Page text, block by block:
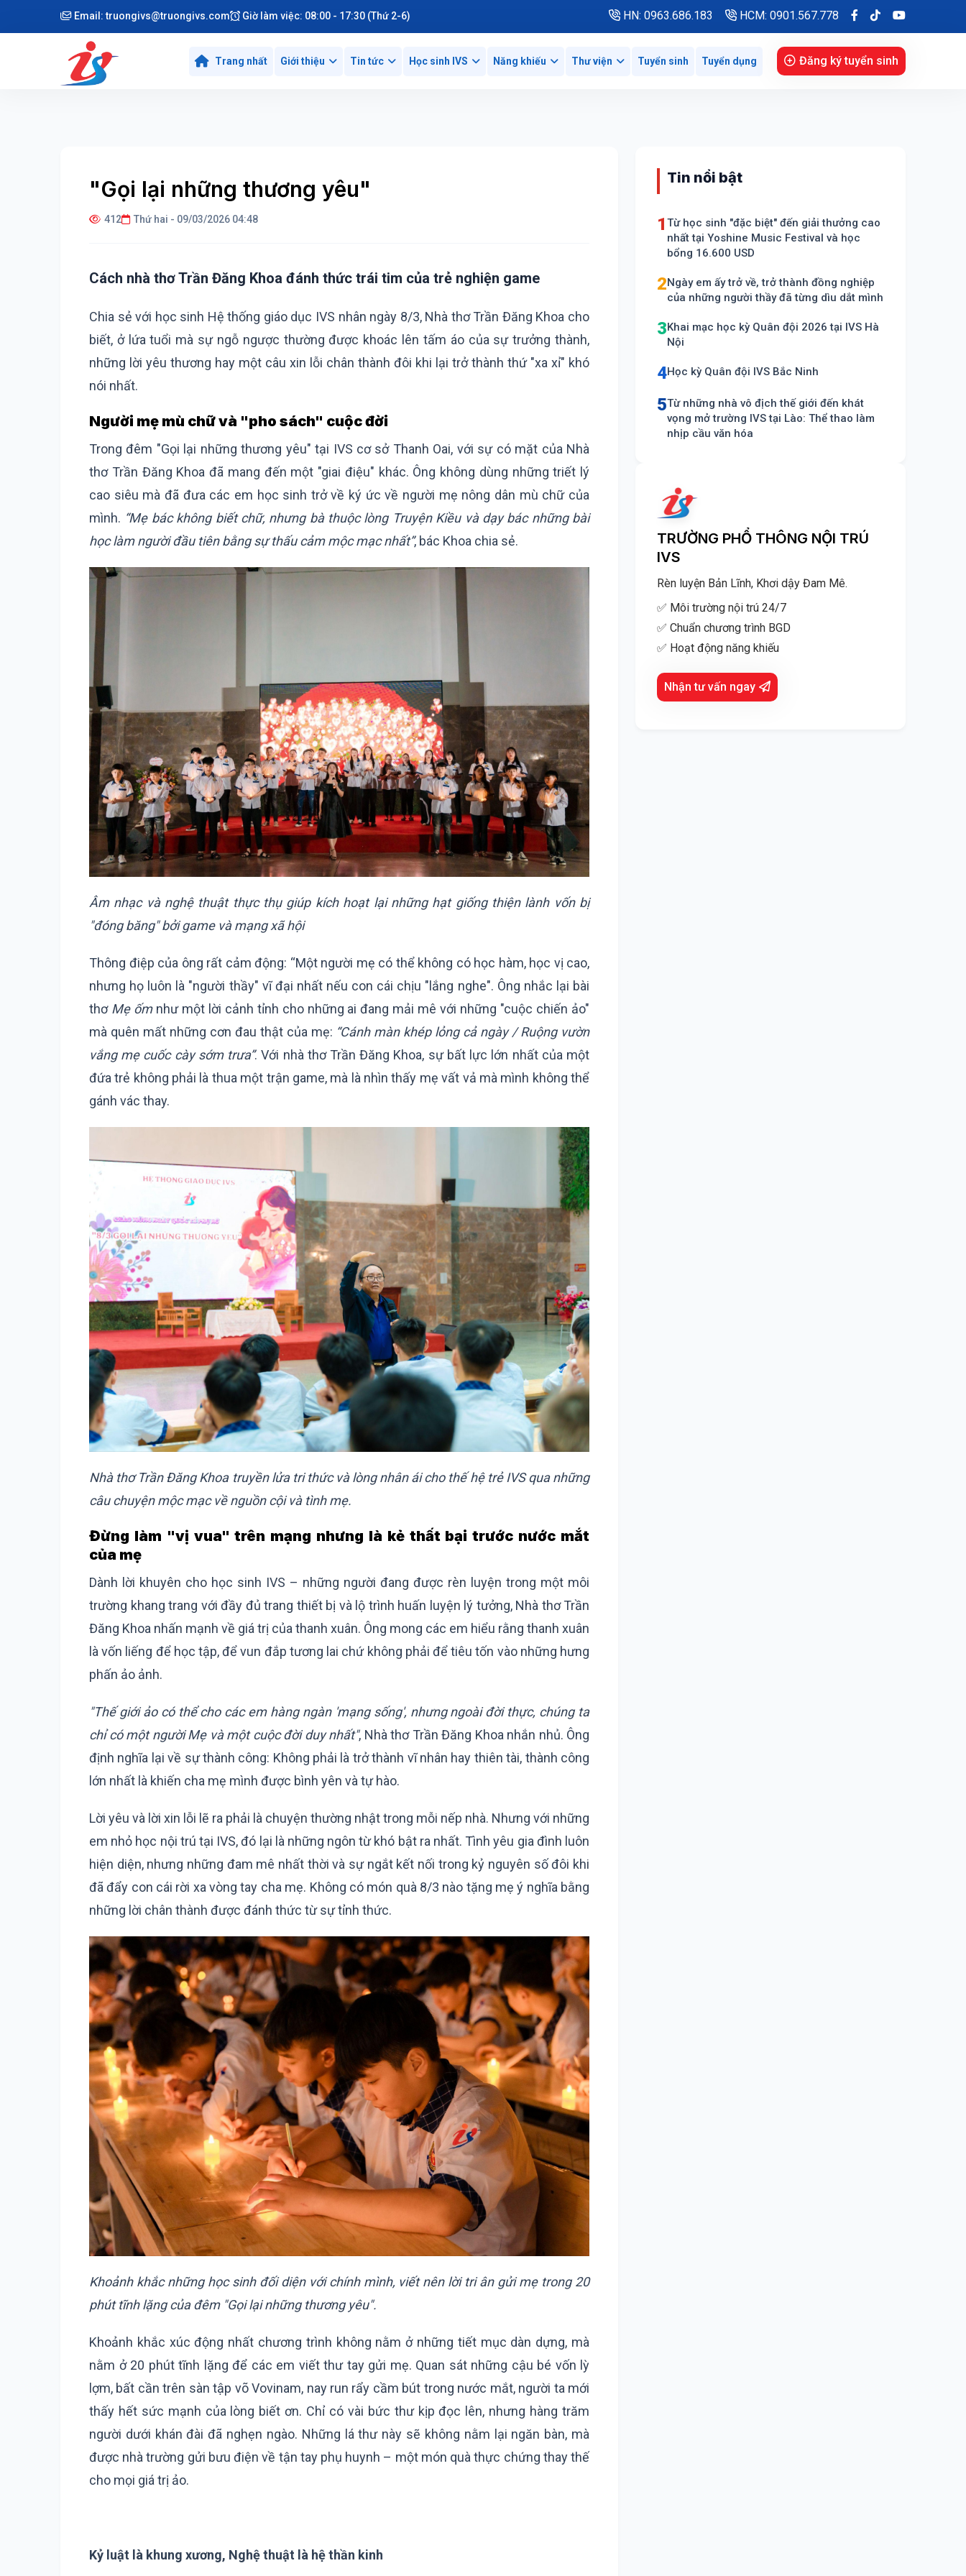
Email:truongivs@truongivs.com Giờ làm việc: 08:00 - 17:30 (Thứ 2-6) HN: 0963.686.183 HCM: 0901.567.778
Trang nhất Giới thiệu Tin tức Học sinh IVS Năng khiếu Thư viện Tuyển sinh Tuyển dụng Đăng ký tuyển sinh
"Gọi lại những thương yêu"
412 Thứ hai - 09/03/2026 04:48
Cách nhà thơ Trần Đăng Khoa đánh thức trái tim của trẻ nghiện game
Chia sẻ với học sinh Hệ thống giáo dục IVS nhân ngày 8/3, Nhà thơ Trần Đăng Khoa cho
biết, ở lứa tuổi mà sự ngỗ ngược thường được khoác lên tấm áo của sự trưởng thành,
những lời yêu thương hay một câu xin lỗi chân thành đôi khi lại trở thành thứ "xa xỉ" khó
nói nhất.
Người mẹ mù chữ và "pho sách" cuộc đời
Trong đêm "Gọi lại những thương yêu" tại IVS cơ sở Thanh Oai, với sự có mặt của Nhà
thơ Trần Đăng Khoa đã mang đến một "giai điệu" khác. Ông không dùng những triết lý
cao siêu mà đã đưa các em học sinh trở về ký ức về người mẹ nông dân mù chữ của
mình. “Mẹ bác không biết chữ, nhưng bà thuộc lòng Truyện Kiều và dạy bác những bài
học làm người đầu tiên bằng sự thấu cảm mộc mạc nhất”, bác Khoa chia sẻ.
Âm nhạc và nghệ thuật thực thụ giúp kích hoạt lại những hạt giống thiện lành vốn bị
"đóng băng" bởi game và mạng xã hội
Thông điệp của ông rất cảm động: “Một người mẹ có thể không có học hàm, học vị cao,
nhưng họ luôn là "người thầy" vĩ đại nhất nếu con cái chịu "lắng nghe". Ông nhắc lại bài
thơ Mẹ ốmnhư một lời cảnh tỉnh cho những ai đang mải mê với những "cuộc chiến ảo"
mà quên mất những cơn đau thật của mẹ: “Cánh màn khép lỏng cả ngày / Ruộng vườn
vắng mẹ cuốc cày sớm trưa”. Với nhà thơ Trần Đăng Khoa, sự bất lực lớn nhất của một
đứa trẻ không phải là thua một trận game, mà là nhìn thấy mẹ vất vả mà mình không thể
gánh vác thay.
Nhà thơ Trần Đăng Khoa truyền lửa tri thức và lòng nhân ái cho thế hệ trẻ IVS qua những
câu chuyện mộc mạc về nguồn cội và tình mẹ.
Đừng làm "vị vua" trên mạng nhưng là kẻ thất bại trước nước mắt
của mẹ
Dành lời khuyên cho học sinh IVS – những người đang được rèn luyện trong một môi
trường khang trang với đầy đủ trang thiết bị và lộ trình huấn luyện lý tưởng, Nhà thơ Trần
Đăng Khoa nhấn mạnh về giá trị của thanh xuân. Ông mong các em hiểu rằng thanh xuân
là vốn liếng để học tập, để vun đắp tương lai chứ không phải để tiêu tốn vào những hưng
phấn ảo ảnh.
"Thế giới ảo có thể cho các em hàng ngàn 'mạng sống', nhưng ngoài đời thực, chúng ta
chỉ có một người Mẹ và một cuộc đời duy nhất", Nhà thơ Trần Đăng Khoa nhắn nhủ. Ông
định nghĩa lại về sự thành công: Không phải là trở thành vĩ nhân hay thiên tài, thành công
lớn nhất là khiến cha mẹ mình được bình yên và tự hào.
Lời yêu và lời xin lỗi lẽ ra phải là chuyện thường nhật trong mỗi nếp nhà. Nhưng với những
em nhỏ học nội trú tại IVS, đó lại là những ngôn từ khó bật ra nhất. Tình yêu gia đình luôn
hiện diện, nhưng những đam mê nhất thời và sự ngắt kết nối trong kỷ nguyên số đôi khi
đã đẩy con cái rời xa vòng tay cha mẹ. Không có món quà 8/3 nào tặng mẹ ý nghĩa bằng
những lời chân thành được đánh thức từ sự tỉnh thức.
Khoảnh khắc những học sinh đối diện với chính mình, viết nên lời tri ân gửi mẹ trong 20
phút tĩnh lặng của đêm "Gọi lại những thương yêu".
Khoảnh khắc xúc động nhất chương trình không nằm ở những tiết mục dàn dựng, mà
nằm ở 20 phút tĩnh lặng để các em viết thư tay gửi mẹ. Quan sát những cậu bé vốn lỳ
lợm, bất cần trên sàn tập võ Vovinam, nay run rẩy cầm bút trong nước mắt, người ta mới
thấy hết sức mạnh của lòng biết ơn. Chỉ có vài bức thư kịp đọc lên, nhưng hàng trăm
người dưới khán đài đã nghẹn ngào. Những lá thư này sẽ không nằm lại ngăn bàn, mà
được nhà trường gửi bưu điện về tận tay phụ huynh – một món quà thực chứng thay thế
cho mọi giá trị ảo.
Kỷ luật là khung xương, Nghệ thuật là hệ thần kinh
Tin nổi bật
1 Từ học sinh "đặc biệt" đến giải thưởng cao
nhất tại Yoshine Music Festival và học
bổng 16.600 USD
2Ngày em ấy trở về, trở thành đồng nghiệp
của những người thầy đã từng dìu dắt mình
3Khai mạc học kỳ Quân đội 2026 tại IVS Hà
Nội
4Học kỳ Quân đội IVS Bắc Ninh
5Từ những nhà vô địch thế giới đến khát
vọng mở trường IVS tại Lào: Thể thao làm
nhịp cầu văn hóa
TRƯỜNG PHỔ THÔNG NỘI TRÚ
IVS
Rèn luyện Bản Lĩnh, Khơi dậy Đam Mê.
✅ Môi trường nội trú 24/7
✅ Chuẩn chương trình BGD
✅ Hoạt động năng khiếu
Nhận tư vấn ngay